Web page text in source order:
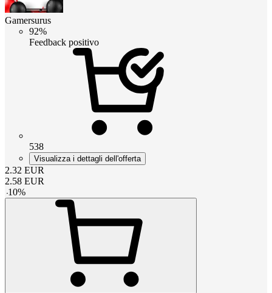
Gamersurus
92%
Feedback positivo
538
Visualizza i dettagli dell'offerta
2.32 EUR
2.58 EUR
-10%